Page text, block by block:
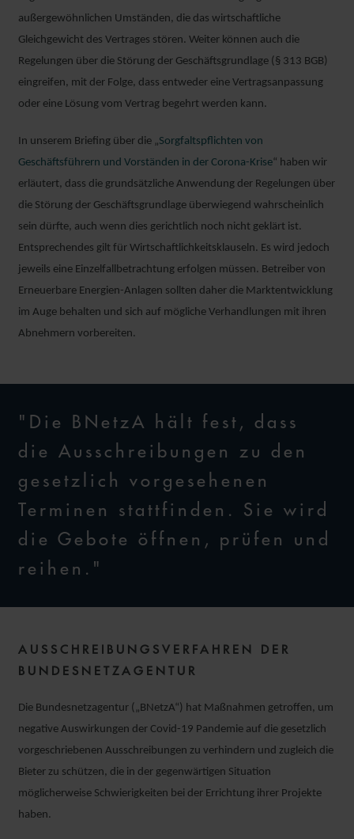
außergewöhnlichen Umständen, die das wirtschaftliche
Gleichgewicht des Vertrages stören. Weiter können auch die
Regelungen über die Störung der Geschäftsgrundlage (§ 313 BGB)
eingreifen, mit der Folge, dass entweder eine Vertragsanpassung
oder eine Lösung vom Vertrag begehrt werden kann.
In unserem Briefing über die „Sorgfaltspflichten von
Geschäftsführern und Vorständen in der Corona-Krise“ haben wir
erläutert, dass die grundsätzliche Anwendung der Regelungen über
die Störung der Geschäftsgrundlage überwiegend wahrscheinlich
sein dürfte, auch wenn dies gerichtlich noch nicht geklärt ist.
Entsprechendes gilt für Wirtschaftlichkeitsklauseln. Es wird jedoch
jeweils eine Einzelfallbetrachtung erfolgen müssen. Betreiber von
Erneuerbare Energien-Anlagen sollten daher die Marktentwicklung
im Auge behalten und sich auf mögliche Verhandlungen mit ihren
Abnehmern vorbereiten.
"Die BNetzA hält fest, dass
die Ausschreibungen zu den
gesetzlich vorgesehenen
Terminen stattfinden. Sie wird
die Gebote öffnen, prüfen und
reihen."
AUSSCHREIBUNGSVERFAHREN DER
BUNDESNETZAGENTUR
Die Bundesnetzagentur („BNetzA“) hat Maßnahmen getroffen, um
negative Auswirkungen der Covid-19 Pandemie auf die gesetzlich
vorgeschriebenen Ausschreibungen zu verhindern und zugleich die
Bieter zu schützen, die in der gegenwärtigen Situation
möglicherweise Schwierigkeiten bei der Errichtung ihrer Projekte
haben.